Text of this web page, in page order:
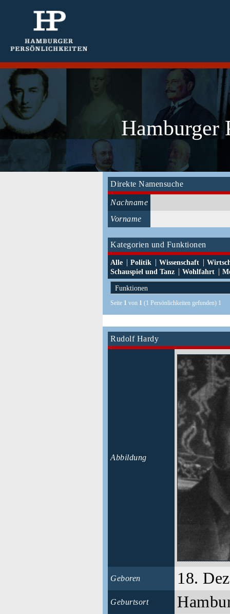
Hamburger
Direkte Namensuche
Nachname
Vorname
Kategorien und Funktionen
Alle | Politik | Wissenschaft |
Schauspiel und Tanz | Wohlfahrt |
Seite 1 von 1 (1 Persönlichkeiten gefunden) 1
Rudolf Hardy
Abbildung
Geboren 18.
Geburtsort